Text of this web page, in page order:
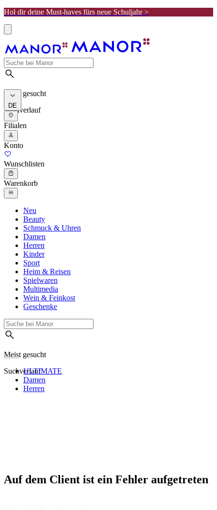
Hol dir deine Must-haves fürs neue Schuljahr >
Meist gesucht
Suchverlauf
DE
Filialen
Konto
Wunschlisten
Warenkorb
Neu
Beauty
Schmuck & Uhren
Damen
Herren
Kinder
Sport
Heim & Reisen
Spielwaren
Multimedia
Wein & Feinkost
Geschenke
Meist gesucht
SuchverlaufULTIMATE
Damen
Herren
Auf dem Client ist ein Fehler aufgetreten